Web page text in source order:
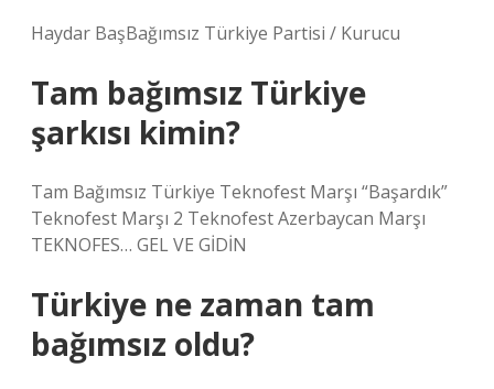
Haydar BaşBağımsız Türkiye Partisi / Kurucu
Tam bağımsız Türkiye
şarkısı kimin?
Tam Bağımsız Türkiye Teknofest Marşı “Başardık”
Teknofest Marşı 2 Teknofest Azerbaycan Marşı
TEKNOFES… GEL VE ​​GİDİN
Türkiye ne zaman tam
bağımsız oldu?